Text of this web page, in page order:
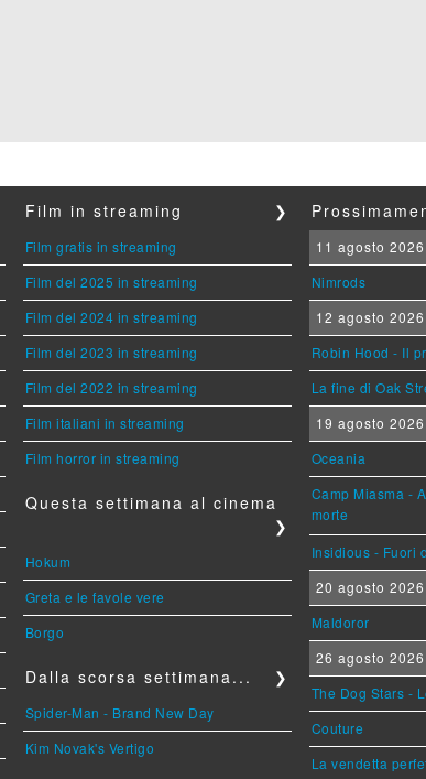
Film in streaming ❯
Film gratis in streaming
Film del 2025 in streaming
Film del 2024 in streaming
Film del 2023 in streaming
Film del 2022 in streaming
Film italiani in streaming
Film horror in streaming
Questa settimana al cinema
❯
Hokum
Greta e le favole vere
Borgo
Dalla scorsa settimana... ❯
Spider-Man - Brand New Day
Kim Novak's Vertigo
11 agosto 2026
Nimrods
12 agosto 2026
Robin Hood - Il
La fine di Oak
19 agosto 2026
Oceania
Camp Miasma -
morte
Insidious - Fuori
20 agosto 2026
Maldoror
26 agosto 2026
The Dog Stars -
Couture
La vendetta